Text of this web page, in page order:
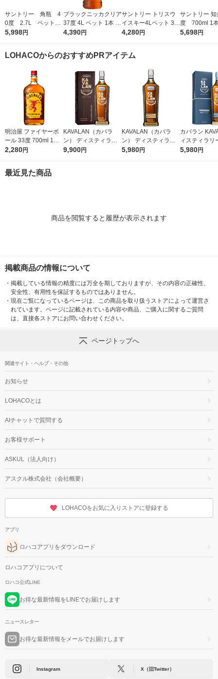
サントリー 角瓶 4
0度 2.7L ペット
1本 ウイスキー
5,998円
ブラックニッカクリア
37度 4L ペット 1本 ニ
ッカ ウイスキー
4,390円
サントリー トリスウ
イスキー4Lペット 37
度 業務用 大容量
4,280円
サントリー 知
度 700ml 1
スキー
5,698円
LOHACOからのおすすめPRアイテム
明治屋 ファイヤーボ
ール 33度 700ml 1本
リキュール 甘辛いシ
2,280円
KAVALAN（カバラ
ン） ディスティラリ
ー クラシック シング
9,900円
KAVALAN（カバラ
ン） ディスティラリ
ーセレクトNo1 シン
5,980円
カバラン
ィスティラリ
トNo.2 シン
5,980円
最近見た商品
商品を閲覧すると履歴が表示されます
掲載商品の情報について
・ 掲載している情報の精度には万全を期しておりますが、その内容の正確性、
安全性、有用性を保証するものではありません。
・ 現在ご覧になっているページは、この商品を取り扱うストアによって運営さ
れています。ページに記載されている内容や商品、ご購入に関するご質問
は、直接各ストアにお問い合わせください。
ページトップへ
関連サイト・ヘルプ・その他
お知らせ
LOHACOとは
AIチャットで質問する
お客様サポート
ASKUL（法人向け）
アスクル株式会社（会社概要）
LOHACOをお気に入りストアに登録する
アプリ
ロハコアプリをダウンロード
ロハコアプリについて
ロハコ公式LINE
お得な最新情報をLINEでお届けします
ニュースレター
お得な最新情報をメールでお届けします
Instagram X（旧Twitter）